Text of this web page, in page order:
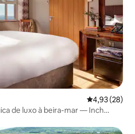
4,93 de uma
4,93 (28)
de luxo à beira-mar — Inch